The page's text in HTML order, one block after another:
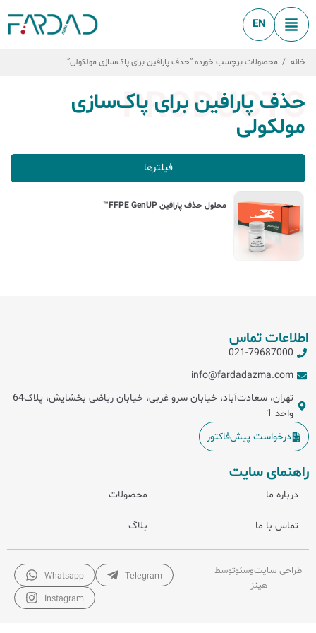
EN
خانه / محصولات برچسب خورده “حذف پارافین برای پاک‌سازی مولکولی”
PRODUCTS
حذف پارافین برای پاک‌سازی
مولکولی
فیلترها
محلول حذف پارافین FFPE GenUP™
اطلاعات تماس
021-79687000
info@fardadazma.com
تهران، سعادت‌آباد، خیابان سرو غربی، خیابان ریاضی بخشایش، پلاک64
واحد 1
راهنمای سایت
درباره ما محصولات
تماس با ما بلاگ
درخواست پیش‌فاکتور
طراحی سایتوسئوتوسط
هینزا
Whatsapp
Telegram
Instagram